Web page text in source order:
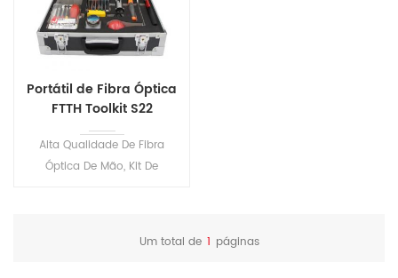
Portátil de Fibra Óptica
FTTH Toolkit S22
Alta Qualidade De Fibra
Óptica De Mão, Kit De
Um total de 1 páginas